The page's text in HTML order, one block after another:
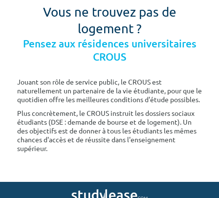
Vous ne trouvez pas de
logement ?
Pensez aux résidences universitaires
CROUS
Jouant son rôle de service public, le CROUS est
naturellement un partenaire de la vie étudiante, pour que le
quotidien offre les meilleures conditions d'étude possibles.
Plus concrètement, le CROUS instruit les dossiers sociaux
étudiants (DSE : demande de bourse et de logement). Un
des objectifs est de donner à tous les étudiants les mêmes
chances d'accès et de réussite dans l'enseignement
supérieur.